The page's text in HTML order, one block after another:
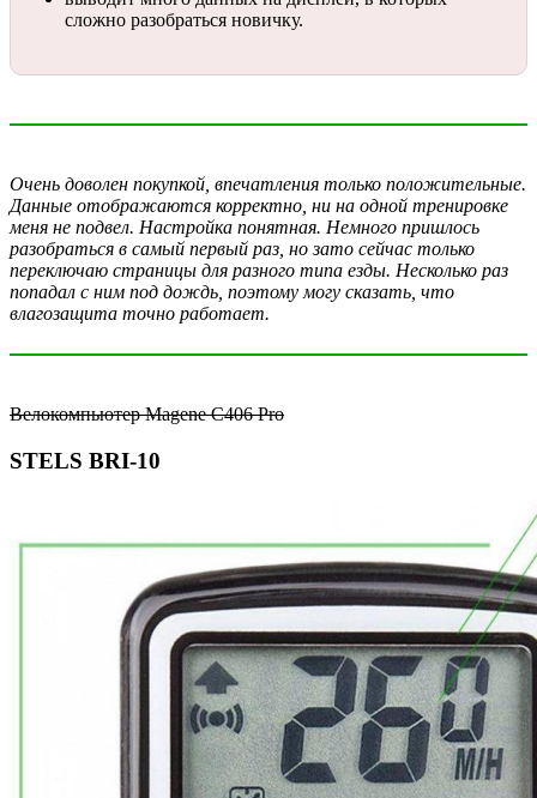
сложно разобраться новичку.
Очень доволен покупкой, впечатления только положительные.
Данные отображаются корректно, ни на одной тренировке
меня не подвел. Настройка понятная. Немного пришлось
разобраться в самый первый раз, но зато сейчас только
переключаю страницы для разного типа езды. Несколько раз
попадал с ним под дождь, поэтому могу сказать, что
влагозащита точно работает.
Велокомпьютер Magene С406 Pro
STELS BRI-10